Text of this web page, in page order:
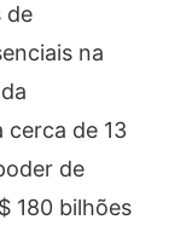
de
na
de 13
de
180 bilhões